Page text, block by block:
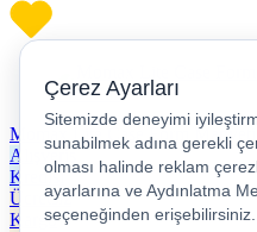
Momax Lite Case Form
Alışveriş
Kredisi
Ücretsiz
Kargo